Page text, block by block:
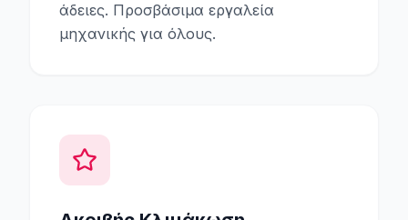
άδειες. Προσβάσιμα εργαλεία
μηχανικής για όλους.